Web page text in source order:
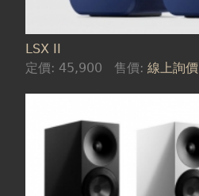
LSX II
定價: 45,900 售價:線上詢價